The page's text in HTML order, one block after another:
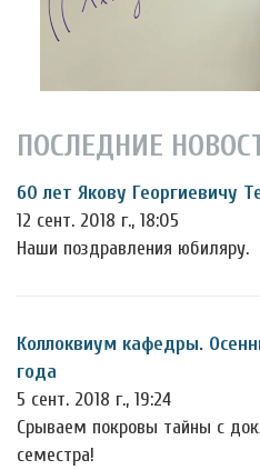
ПОСЛЕДНИЕ
60 лет Якову Георгиевичу
12 сент. 2018 г., 18:05
Наши поздравления юбиляру.
Коллоквиум кафедры.
года
5 сент. 2018 г., 19:24
Срываем покровы тайны с
семестра!